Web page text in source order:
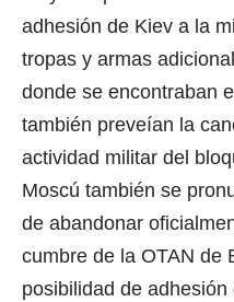
adhesión de Kiev a la
tropas y armas
donde se encontraban
también preveían la
actividad militar del
Moscú también se
de abandonar
cumbre de la OTAN de
posibilidad de